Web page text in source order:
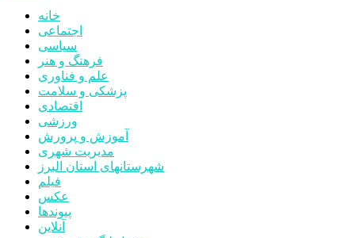
خانه
اجتماعی
سیاسی
فرهنگ و هنر
علم و فناوری
پزشکی و سلامت
اقتصادی
ورزشی
آموزش و پرورش
مدیریت شهری
شهرستانهای استان البرز
فیلم
عکس
پیوندها
آنلاین